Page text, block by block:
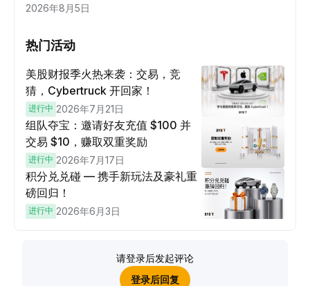
2026年8月5日
热门活动
美股财报季火热来袭：交易，竞
猜，Cybertruck 开回家！
进行中 2026年7月21日
组队夺宝：邀请好友充值 $100 并
交易 $10，赚取双重奖励
进行中 2026年7月17日
积分兑兑碰 — 携手新玩法及豪礼重
磅回归！
进行中 2026年6月3日
请登录后发起评论
登录后回复